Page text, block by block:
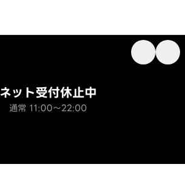
ネット受付休止中
通常 11:00～22:00